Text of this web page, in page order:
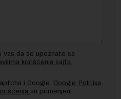
vas da se upoznate sa
korišćenja sajta.
i Google. Google Politika
su primenjeni.